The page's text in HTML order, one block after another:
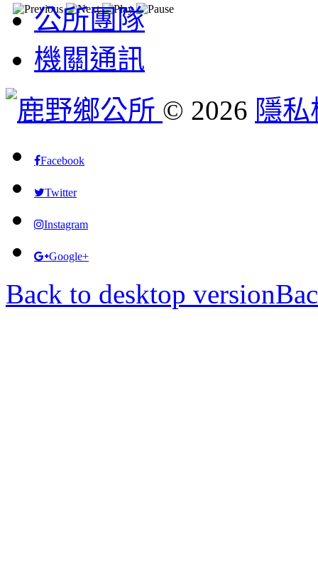
公所團隊
機關通訊
© 2026 隱
Facebook
Twitter
Instagram
Google+
Back to desktop version